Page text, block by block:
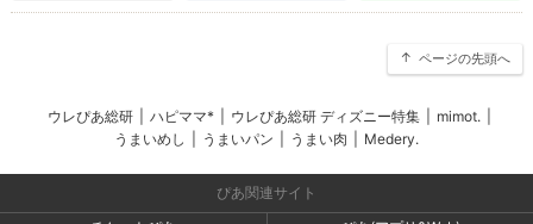
ページの先頭へ
ウレぴあ総研 ハピママ* ウレぴあ総研 ディズニー特集 mimot.
うまいめし
うまいパン うまい肉 Medery.
ぴあ関連サイト